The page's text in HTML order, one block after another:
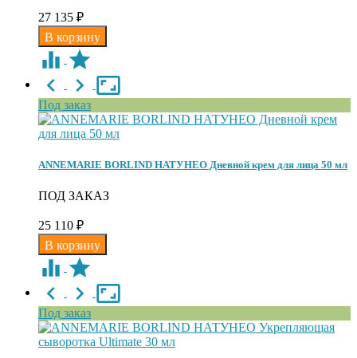
27 135 ₽
Под заказ
ANNEMARIE BORLIND НАТУНЕО Дневной крем для лица 50 мл
ПОД ЗАКАЗ
25 110 ₽
Под заказ